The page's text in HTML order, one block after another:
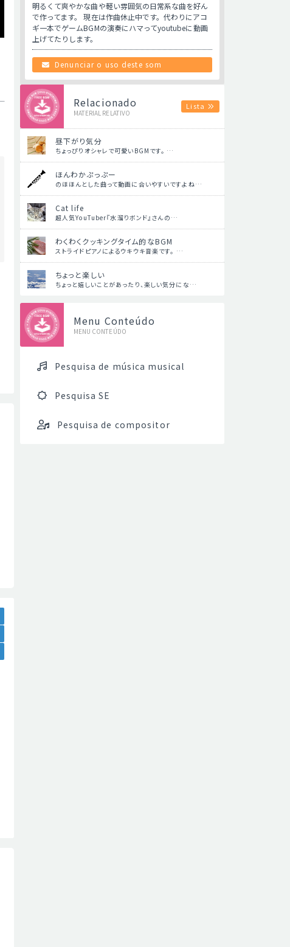
明るくて爽やかな曲や軽い雰囲気の日常系な曲を好ん
で作ってます。 現在は作曲休止中です。代わりにアコ
ギ一本でゲームBGMの演奏にハマってyoutubeに動画
上げてたりします。
Denunciar o uso deste som
Relacionado
MATERIAL RELATIVO
Lista
昼下がり気分
ちょっぴりオシャレで可愛いBGMです。 …
ほんわかぷっぷー
のほほんとした曲って動画に合いやすいですよね…
Cat life
超人気YouTuber『水溜りボンド』さんの…
わくわくクッキングタイム的なBGM
ストライドピアノによるウキウキ音楽です。 …
ちょっと楽しい
ちょっと嬉しいことがあったり、楽しい気分にな…
Menu Conteúdo
MENU CONTEÚDO
Pesquisa de música musical
Pesquisa SE
Pesquisa de compositor